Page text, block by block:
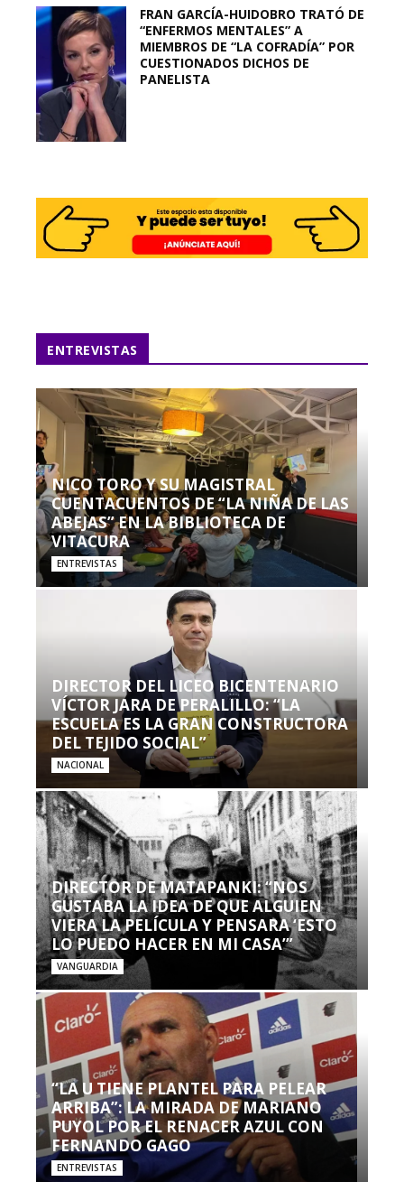
FRAN GARCÍA-HUIDOBRO TRATÓ DE
“ENFERMOS MENTALES” A
MIEMBROS DE “LA COFRADÍA” POR
CUESTIONADOS DICHOS DE
PANELISTA
ENTREVISTAS
NICO TORO Y SU MAGISTRAL
CUENTACUENTOS DE “LA NIÑA DE LAS
ABEJAS” EN LA BIBLIOTECA DE
VITACURA
ENTREVISTAS
DIRECTOR DEL LICEO BICENTENARIO
VÍCTOR JARA DE PERALILLO: “LA
ESCUELA ES LA GRAN CONSTRUCTORA
DEL TEJIDO SOCIAL”
NACIONAL
DIRECTOR DE MATAPANKI: “NOS
GUSTABA LA IDEA DE QUE ALGUIEN
VIERA LA PELÍCULA Y PENSARA ‘ESTO
LO PUEDO HACER EN MI CASA’”
VANGUARDIA
“LA U TIENE PLANTEL PARA PELEAR
ARRIBA”: LA MIRADA DE MARIANO
PUYOL POR EL RENACER AZUL CON
FERNANDO GAGO
ENTREVISTAS